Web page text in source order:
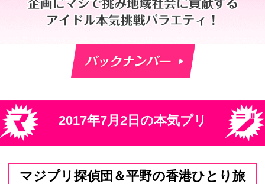
CBCテレビ「本気プリ」
2017年7月2日の本気プリ
マジプリ探偵団＆平野の香港ひとり旅